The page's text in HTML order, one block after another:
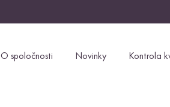
O spoločnosti Novinky Kontrola